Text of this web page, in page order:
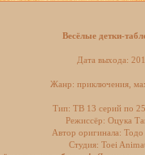
Весёлые детки-
Дата выхода:
Жанр: приключения,
Тип: ТВ 13 серий по
Режиссёр: Оцука
Автор оригинала:
Студия: Toei